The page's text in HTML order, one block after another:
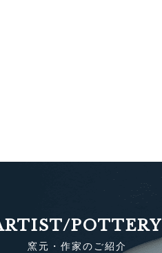
POTTERY
窯元・作家のご紹介